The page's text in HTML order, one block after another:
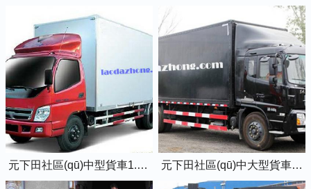
元下田社區(qū)中型貨車1.5噸藍牌4米2廂式貨車 元下田社區(qū)中大型貨車2噸黃牌5米2廂式貨車